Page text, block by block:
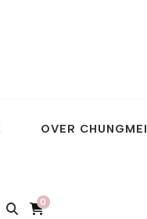
OVER CHUNGMEI
0